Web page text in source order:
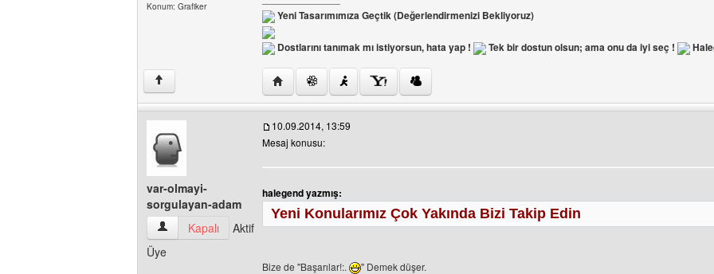
Konum: Grafiker
Yeni Tasarımımıza Geçtik (Değerlendirmenizi Bekliyoruz)
Dostlarını tanımak mı istiyorsun, hata yap ! Tek bir dostun olsun; ama onu da iyi seç !
↑ Yazarın web sitesini ziyaret et: halegend
var-olmayi-
sorgulayan-adam
var-olmayi-sorgulayan-adam Kullanıcının profilini görüntüle
Kapalı
Aktif
Üye
10.09.2014, 13:59
Mesaj konusu:
halegend yazmış:
Yeni Konularımız Çok Yakında Bizi Takip Edin
Bize de "Başarılar!:.
" Demek düşer.